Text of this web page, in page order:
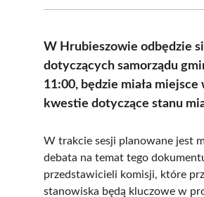
W Hrubieszowie odbędzie
dotyczących samorządu
11:00, będzie miała
kwestie dotyczące stanu
W trakcie sesji planowane jest
debata na temat tego
przedstawicieli komisji, które
stanowiska będą kluczowe w